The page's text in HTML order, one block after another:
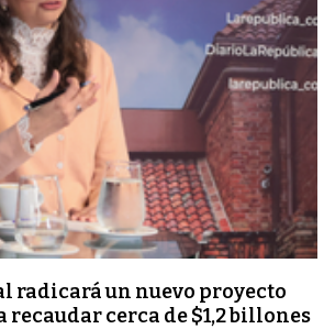
radicará un nuevo proyecto
cerca de $1,2 billones